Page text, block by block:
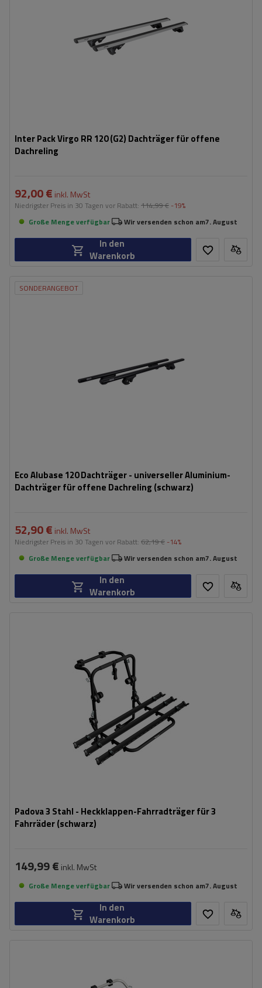
Inter Pack Virgo RR 120 (G2) Dachträger für offene
Dachreling
92,00 € inkl. MwSt
Niedrigster Preis in 30 Tagen vor Rabatt: 114,99 € -19%
Große Menge verfügbar
Wir versenden schon am7. August
In den
Warenkorb
SONDERANGEBOT
Eco Alubase 120 Dachträger - universeller Aluminium-
Dachträger für offene Dachreling (schwarz)
52,90 € inkl. MwSt
Niedrigster Preis in 30 Tagen vor Rabatt: 62,19 € -14%
Große Menge verfügbar
Wir versenden schon am7. August
In den
Warenkorb
Padova 3 Stahl - Heckklappen-Fahrradträger für 3
Fahrräder (schwarz)
universelles Montagesystem
kompatibel mit allen Karosseriearten
149,99 € inkl. MwSt
Große Menge verfügbar Wir versenden schon am7. August
In den
Warenkorb